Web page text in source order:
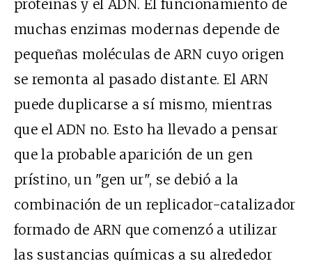
proteínas y el ADN. El funcionamiento de
muchas enzimas modernas depende de
pequeñas moléculas de ARN cuyo origen
se remonta al pasado distante. El ARN
puede duplicarse a sí mismo, mientras
que el ADN no. Esto ha llevado a pensar
que la probable aparición de un gen
prístino, un "gen ur", se debió a la
combinación de un replicador-catalizador
formado de ARN que comenzó a utilizar
las sustancias químicas a su alrededor